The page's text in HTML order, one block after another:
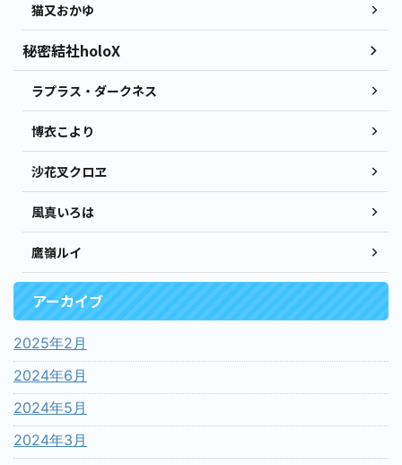
猫又おかゆ
秘密結社holoX
ラプラス・ダークネス
博衣こより
沙花叉クロヱ
風真いろは
鷹嶺ルイ
アーカイブ
2025年2月
2024年6月
2024年5月
2024年3月